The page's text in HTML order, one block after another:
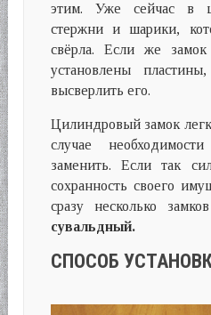
этим. Уже сейчас в
стержни и шарики,
свёрла. Если же
установлены
высверлить его.
Цилиндровый замок
случае
заменить. Если так
сохранность своего
сразу несколько
сувальдный.
СПОСОБ